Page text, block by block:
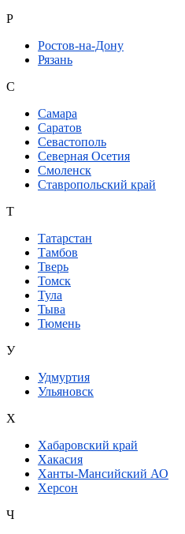
Р
Ростов-на-Дону
Рязань
С
Самара
Саратов
Севастополь
Северная Осетия
Смоленск
Ставропольский край
Т
Татарстан
Тамбов
Тверь
Томск
Тула
Тыва
Тюмень
У
Удмуртия
Ульяновск
Х
Хабаровский край
Хакасия
Ханты-Мансийский АО
Херсон
Ч